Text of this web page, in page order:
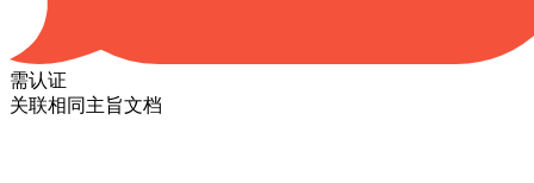
需认证
关联相同主旨文档